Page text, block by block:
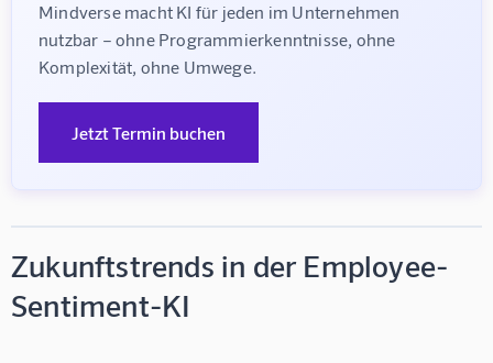
Mindverse macht KI für jeden im Unternehmen
nutzbar – ohne Programmierkenntnisse, ohne
Komplexität, ohne Umwege.
Jetzt Termin buchen
Zukunftstrends in der Employee-
Sentiment-KI